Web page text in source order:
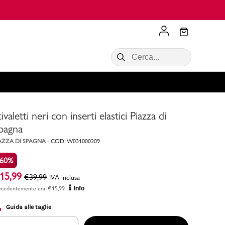
Acquista ora
VALIGIE CIAK
Scopri di più
neri con inserti elastici Piazza di
DI SPAGNA- COD. W031000209
15,99 €39,99 IVA inclusa
era €15,99 Info
Guida alle taglie